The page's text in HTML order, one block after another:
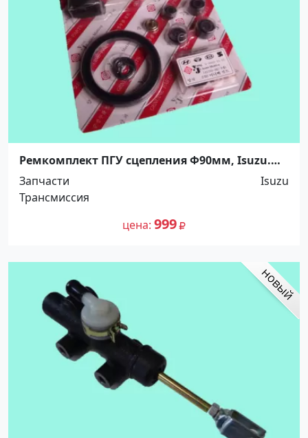
Ремкомплект ПГУ сцепления Ф90мм, Isuzu.
526720 Краснодар
Запчасти
Isuzu
Трансмиссия
цена 999